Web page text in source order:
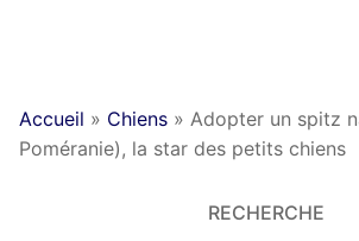
Accueil » Chiens » Adopter un spitz
Poméranie), la star des petits chiens
RECHERCHE